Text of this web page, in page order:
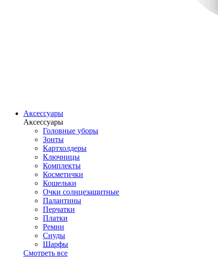
Аксессуары
Аксессуары
Головные уборы
Зонты
Картхолдеры
Ключницы
Комплекты
Косметички
Кошельки
Очки солнцезащитные
Палантины
Перчатки
Платки
Ремни
Снуды
Шарфы
Смотреть все